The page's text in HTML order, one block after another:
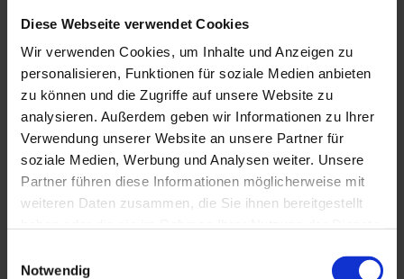
Diese Webseite verwendet Cookies
Wir verwenden Cookies, um Inhalte und Anzeigen zu
personalisieren, Funktionen für soziale Medien anbieten
zu können und die Zugriffe auf unsere Website zu
analysieren. Außerdem geben wir Informationen zu Ihrer
Verwendung unserer Website an unsere Partner für
soziale Medien, Werbung und Analysen weiter. Unsere
Partner führen diese Informationen möglicherweise mit
weiteren Daten zusammen, die Sie ihnen bereitgestellt
Notwendig
Angebot Kombi Kurs: DSH + C1
Stunden / Woche: 26
Uhrzeiten: Mo – Fr, 10.00 – 13.15 Uhr